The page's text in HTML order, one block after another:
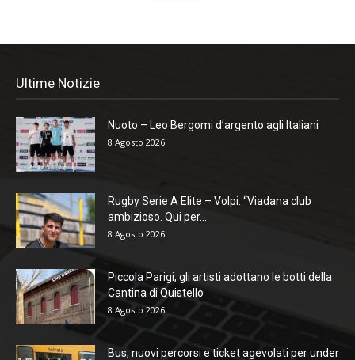
Ultime Notizie
Nuoto – Leo Bergomi d’argento agli Italiani
8 Agosto 2026
Rugby Serie A Elite – Volpi: “Viadana club
ambizioso. Qui per...
8 Agosto 2026
Piccola Parigi, gli artisti adottano le botti della
Cantina di Quistello
8 Agosto 2026
Bus, nuovi percorsi e ticket agevolati per under